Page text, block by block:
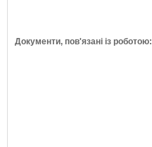
Документи, пов'язані із роботою: